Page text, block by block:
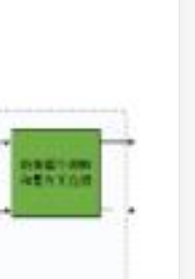
对各工具的名称、定